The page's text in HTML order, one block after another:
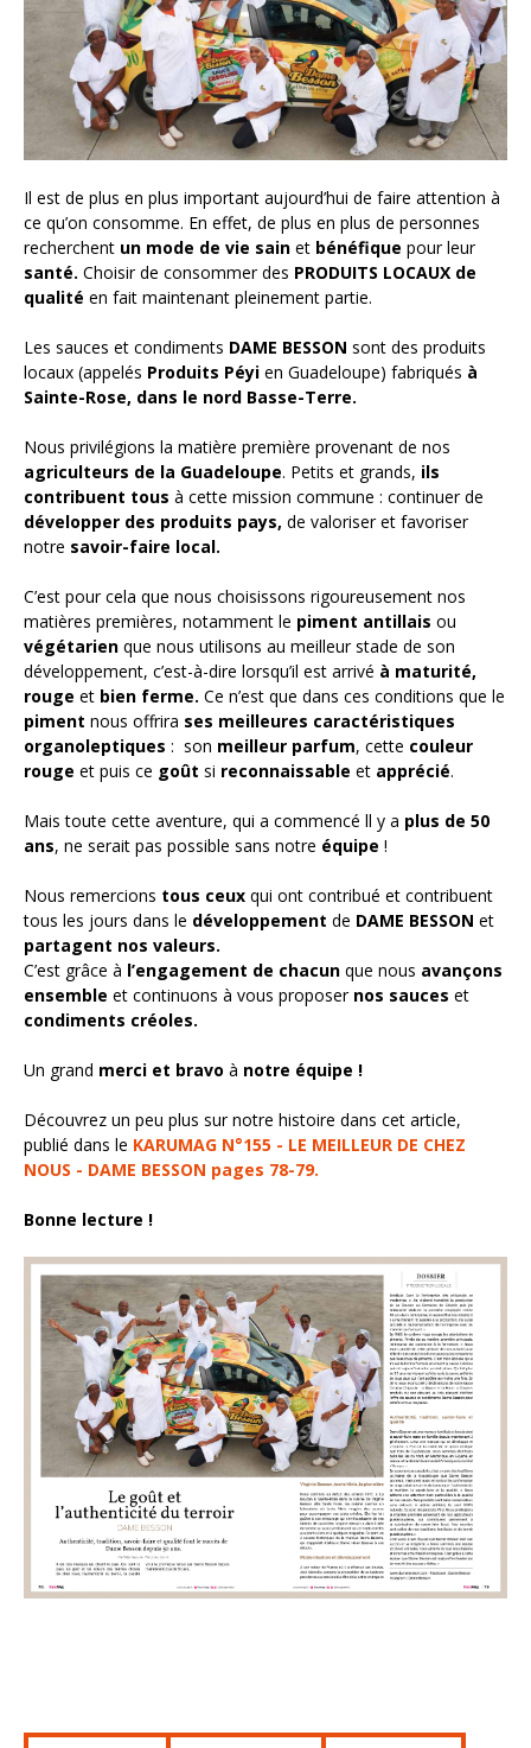
Nos actus pimentées
Pour aller plus loin
POINTS DE VENTE
Il est de plus en plus important aujourd’hui de faire attention à
ce qu’on consomme. En effet, de plus en plus de personnes
recherchent un mode de vie sain et bénéfique pour leur
santé. Choisir de consommer des PRODUITS LOCAUX de
qualité en fait maintenant pleinement partie.
Les sauces et condiments DAME BESSON sont des produits
locaux (appelés Produits Péyi en Guadeloupe) fabriqués à
Sainte-Rose, dans le nord Basse-Terre.
Nous privilégions la matière première provenant de nos
agriculteurs de la Guadeloupe. Petits et grands, ils
contribuent tous à cette mission commune : continuer de
développer des produits pays, de valoriser et favoriser
notre savoir-faire local.
C’est pour cela que nous choisissons rigoureusement nos
matières premières, notamment le piment antillais ou
végétarien que nous utilisons au meilleur stade de son
développement, c’est-à-dire lorsqu’il est arrivé à maturité,
rouge et bien ferme. Ce n’est que dans ces conditions que le
piment nous offrira ses meilleures caractéristiques
organoleptiques : son meilleur parfum, cette couleur
rouge et puis ce goût si reconnaissable et apprécié.
Mais toute cette aventure, qui a commencé ll y a plus de 50
ans, ne serait pas possible sans notre équipe !
Nous remercions tous ceux qui ont contribué et contribuent
tous les jours dans le développement de DAME BESSON et
partagent nos valeurs.
C’est grâce à l’engagement de chacun que nous avançons
ensemble et continuons à vous proposer nos sauces et
condiments créoles.
Un grand merci et bravo à notre équipe !
Découvrez un peu plus sur notre histoire dans cet article,
publié dans le KARUMAG N°155 - LE MEILLEUR DE CHEZ
NOUS - DAME BESSON pages 78-79.
Bonne lecture !